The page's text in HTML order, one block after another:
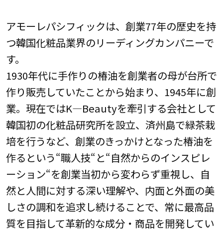
アモーレパシフィックは、創業77年の歴史を持
つ韓国化粧品業界のリーディングカンパニーで
す。
1930年代に手作りの椿油を創業者の母が台所で
作り販売していたことから始まり、1945年に創
業。現在ではK―Beautyを牽引する会社として
韓国初の化粧品研究所を設立、済州島で緑茶栽
培を行うなど、創業のきっかけとなった椿油を
作るという“職人技“と“自然からのインスピレ
ーション“を創業当初から変わらず重視し、自
然と人間に対する深い理解や、内面と外面の美
しさの調和を追求し続けることで、常に最高品
質を目指して革新的な成分・商品を開発してい